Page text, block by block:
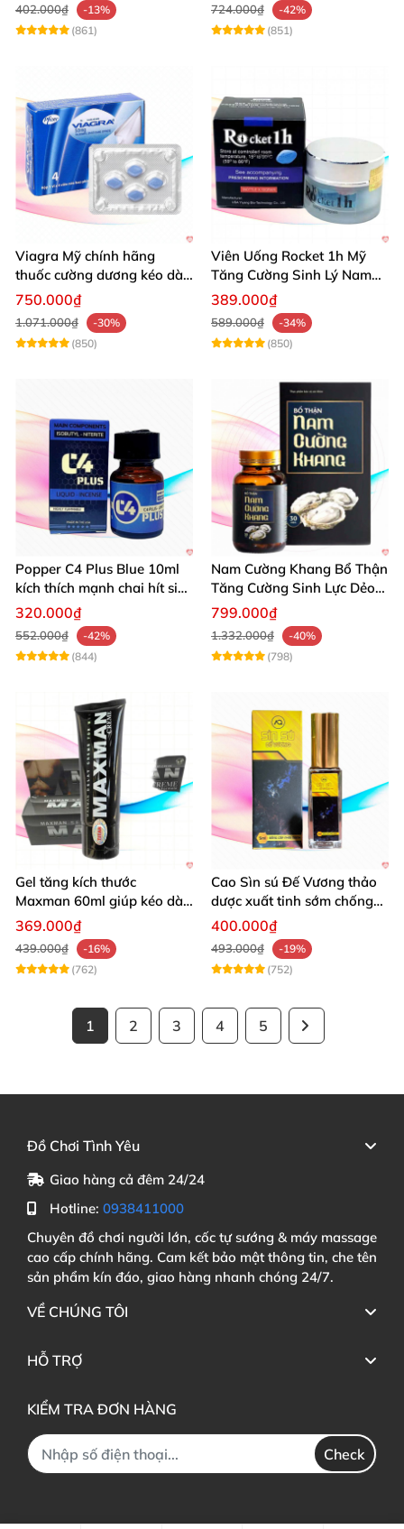
402.000₫
-13%
(861)
724.000₫
-42%
(851)
Viagra Mỹ chính hãng
thuốc cường dương kéo dài
thời gian hiệu quả cho Nam
750.000₫
1.071.000₫
-30%
(850)
Viên Uống Rocket 1h Mỹ
Tăng Cường Sinh Lý Nam
Hỗ Trợ Mạnh
389.000₫
589.000₫
-34%
(850)
Popper C4 Plus Blue 10ml
kích thích mạnh chai hít siêu
đỉnh
320.000₫
552.000₫
-42%
(844)
Nam Cường Khang Bổ Thận
Tăng Cường Sinh Lực Dẻo
Dai Mạnh Mẽ
799.000₫
1.332.000₫
-40%
(798)
Gel tăng kích thước
Maxman 60ml giúp kéo dài
thời gian quan hệ hiệu quả
369.000₫
439.000₫
-16%
(762)
Cao Sìn sú Đế Vương thảo
dược xuất tinh sớm chống
hiệu quả nhất
400.000₫
493.000₫
-19%
(752)
1 2 3 4 5
Đồ Chơi Tình Yêu
Giao hàng cả đêm 24/24
Hotline: 0938411000
Chuyên đồ chơi người lớn, cốc tự sướng & máy massage
cao cấp chính hãng. Cam kết bảo mật thông tin, che tên
sản phẩm kín đáo, giao hàng nhanh chóng 24/7.
VỀ CHÚNG TÔI
HỖ TRỢ
KIỂM TRA ĐƠN HÀNG
Check